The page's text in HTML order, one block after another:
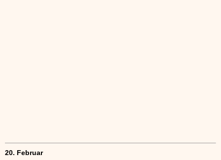
20. Februar